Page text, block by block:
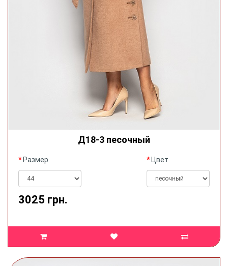
Д18-3 песочный
Размер Цвет
3025 грн.